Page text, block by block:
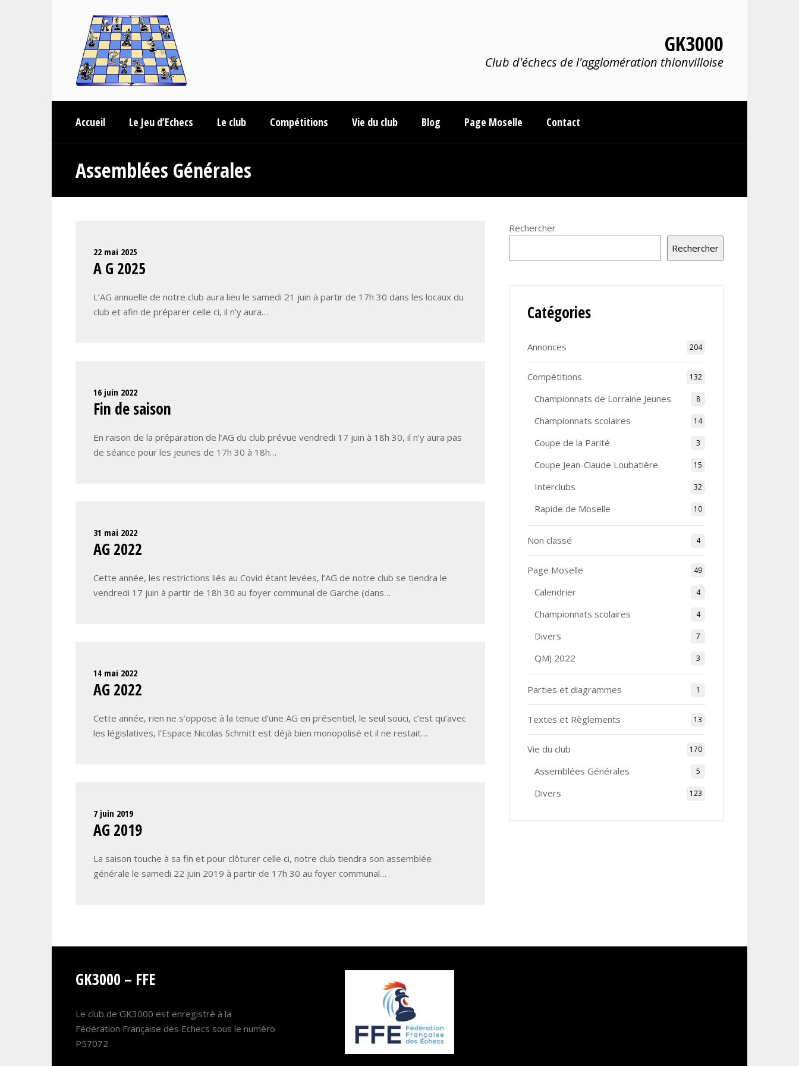
GK3000
Club d'échecs de l'agglomération thionvilloise
Accueil Le Jeu d’Echecs Le club Compétitions Vie du club Blog Page Moselle Contact
Assemblées Générales
22 mai 2025
A G 2025
L’AG annuelle de notre club aura lieu le samedi 21 juin à partir de 17h 30 dans les locaux du
club et afin de préparer celle ci, il n’y aura…
16 juin 2022
Fin de saison
En raison de la préparation de l’AG du club prévue vendredi 17 juin à 18h 30, il n’y aura pas
de séance pour les jeunes de 17h 30 à 18h…
31 mai 2022
AG 2022
Cette année, les restrictions liés au Covid étant levées, l’AG de notre club se tiendra le
vendredi 17 juin à partir de 18h 30 au foyer communal de Garche (dans…
14 mai 2022
AG 2022
Cette année, rien ne s’oppose à la tenue d’une AG en présentiel, le seul souci, c’est qu’avec
les législatives, l’Espace Nicolas Schmitt est déjà bien monopolisé et il ne restait…
7 juin 2019
AG 2019
La saison touche à sa fin et pour clôturer celle ci, notre club tiendra son assemblée
générale le samedi 22 juin 2019 à partir de 17h 30 au foyer communal…
Rechercher
Rechercher
Catégories
Annonces 204
Compétitions 132
Championnats de Lorraine Jeunes 8
Championnats scolaires 14
Coupe de la Parité 3
Coupe Jean-Claude Loubatière 15
Interclubs 32
Rapide de Moselle 10
Non classé 4
Page Moselle 49
Calendrier 4
Championnats scolaires 4
Divers 7
QMJ 2022 3
Parties et diagrammes 1
Textes et Règlements 13
Vie du club 170
Assemblées Générales 5
Divers 123
GK3000 – FFE
Le club de GK3000 est enregistré à la
Fédération Française des Echecs sous le numéro
P57072